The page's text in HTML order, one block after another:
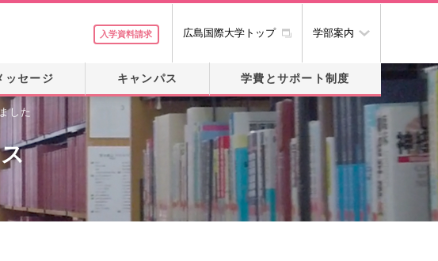
入学資料請求 広島国際大学トップ 学部案内
ッセージ キャンパス 学費とサポート制度
した